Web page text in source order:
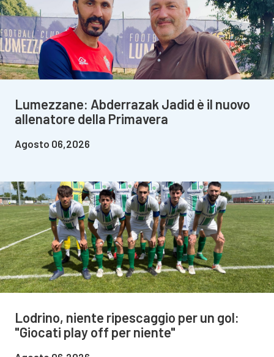
Lumezzane: Abderrazak Jadid è il nuovo
allenatore della Primavera
Agosto 06,2026
Lodrino, niente ripescaggio per un gol:
"Giocati play off per niente"